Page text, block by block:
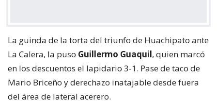
La guinda de la torta del triunfo de Huachipato ante
La Calera, la puso Guillermo Guaquil, quien marcó
en los descuentos el lapidario 3-1. Pase de taco de
Mario Briceño y derechazo inatajable desde fuera
del área de lateral acerero.